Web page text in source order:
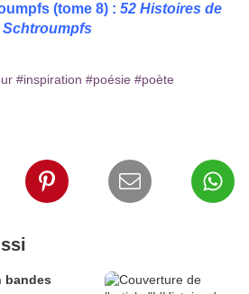
(tome 8) : 52 Histoires de
Schtroumpfs
#inspiration #poésie #poète
bandes